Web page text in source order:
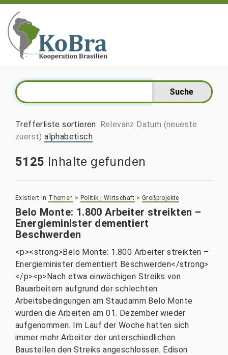
Trefferliste sortieren: Relevanz Datum (neueste
zuerst) alphabetisch
5125 Inhalte gefunden
Existiert in Themen > Politik | Wirtschaft >Großprojekte
Belo Monte: 1.800 Arbeiter streikten –
Energieminister dementiert
Beschwerden
<p><strong>Belo Monte: 1.800 Arbeiter streikten –
Energieminister dementiert Beschwerden</strong>
</p><p>Nach etwa einwöchigen Streiks von
Bauarbeitern aufgrund der schlechten
Arbeitsbedingun­gen am Staudamm Belo Monte
wurden die Arbeiten am 01. Dezember wieder
aufgenom­men. Im Lauf der Woche hatten sich
immer mehr Arbeiter der unterschiedlichen
Baustellen den Streiks angeschlossen. Edison